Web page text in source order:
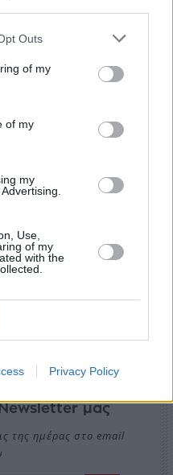
Outs
of my
of my
my
Use,
of my
with the
Privacy Policy
στο
όλες τις ειδήσεις
μας
της ημέρας στο email